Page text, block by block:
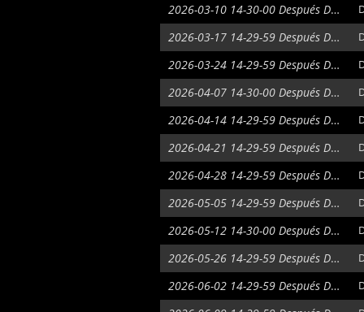
2026-03-10 14-30-00 Después De La Fiebre Del Oro
2026-03-17 14-29-59 Después De La Fiebre Del Oro
2026-03-24 14-29-59 Después De La Fiebre Del Oro
2026-04-07 14-30-00 Después De La Fiebre Del Oro
2026-04-14 14-29-59 Después De La Fiebre Del Oro
2026-04-21 14-29-59 Después De La Fiebre Del Oro
2026-04-28 14-29-59 Después De La Fiebre Del Oro
2026-05-05 14-29-59 Después De La Fiebre Del Oro
2026-05-12 14-30-00 Después De La Fiebre Del Oro
2026-05-26 14-29-59 Después De La Fiebre Del Oro
2026-06-02 14-29-59 Después De La Fiebre Del Oro